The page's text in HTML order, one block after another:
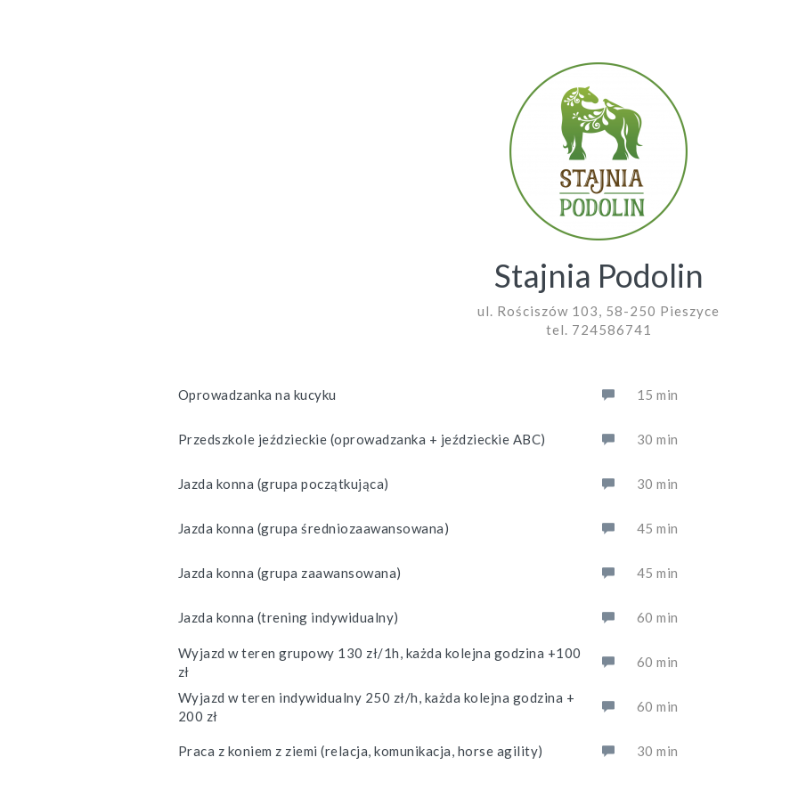
Stajnia Podolin
ul. Rościszów 103, 58-250 Pieszyce
tel. 724586741
Oprowadzanka na kucyku 15 min
Przedszkole jeździeckie (oprowadzanka + jeździeckie ABC) 30 min
Jazda konna (grupa początkująca) 30 min
Jazda konna (grupa średniozaawansowana) 45 min
Jazda konna (grupa zaawansowana) 45 min
Jazda konna (trening indywidualny) 60 min
Wyjazd w teren grupowy 130 zł/1h, każda kolejna godzina +100
zł
60 min
Wyjazd w teren indywidualny 250 zł/h, każda kolejna godzina +
200 zł
60 min
Praca z koniem z ziemi (relacja, komunikacja, horse agility) 30 min